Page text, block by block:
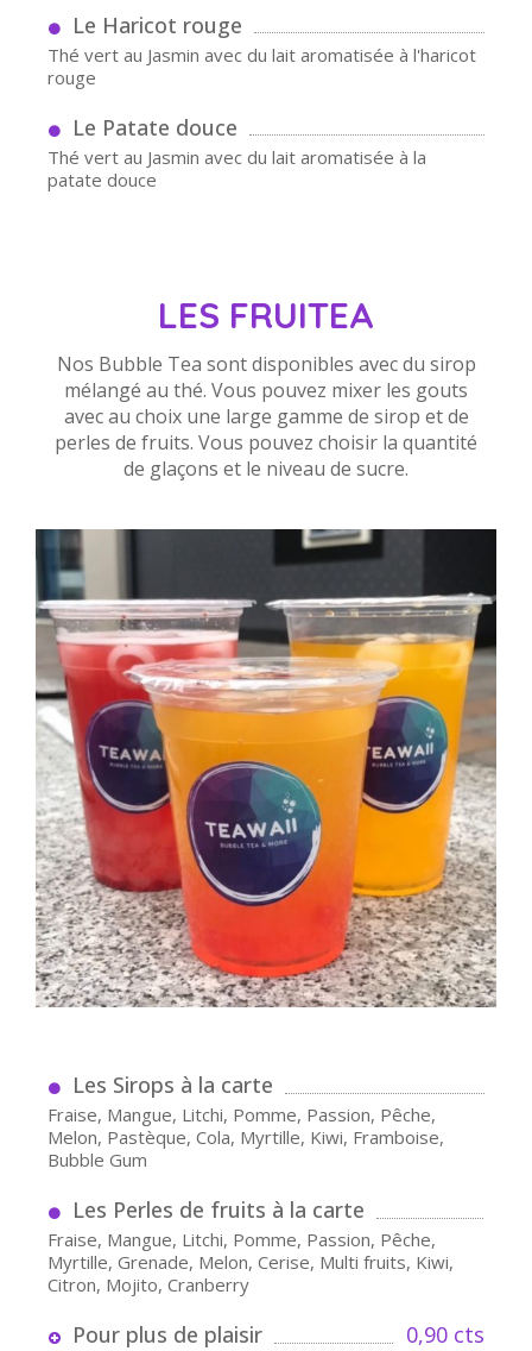
Le Haricot rouge
Thé vert au Jasmin avec du lait aromatisée à l'haricot
rouge
Le Patate douce
Thé vert au Jasmin avec du lait aromatisée à la
patate douce
LES FRUITEA
Nos Bubble Tea sont disponibles avec du sirop
mélangé au thé. Vous pouvez mixer les gouts
avec au choix une large gamme de sirop et de
perles de fruits. Vous pouvez choisir la quantité
de glaçons et le niveau de sucre.
Les Sirops à la carte
Fraise, Mangue, Litchi, Pomme, Passion, Pêche,
Melon, Pastèque, Cola, Myrtille, Kiwi, Framboise,
Bubble Gum
Les Perles de fruits à la carte
Fraise, Mangue, Litchi, Pomme, Passion, Pêche,
Myrtille, Grenade, Melon, Cerise, Multi fruits, Kiwi,
Citron, Mojito, Cranberry
Pour plus de plaisir 0,90 cts